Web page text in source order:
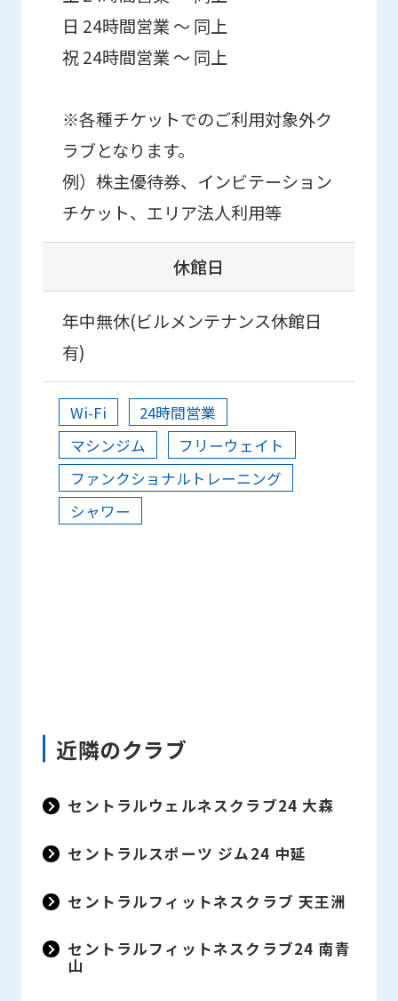
日 24時間営業 ～ 同上
祝 24時間営業 ～ 同上
※各種チケットでのご利用対象外ク
ラブとなります。
例）株主優待券、インビテーション
チケット、エリア法人利用等
休館日
年中無休(ビルメンテナンス休館日
有)
Wi-Fi
24時間営業
マシンジム
フリーウェイト
ファンクショナルトレーニング
シャワー
近隣のクラブ
セントラルウェルネスクラブ24 大森
セントラルスポーツ ジム24 中延
セントラルフィットネスクラブ 天王洲
セントラルフィットネスクラブ24 南青
山
may
differ
from
original
We
ask
you
fully
understand
before
using
the
service.